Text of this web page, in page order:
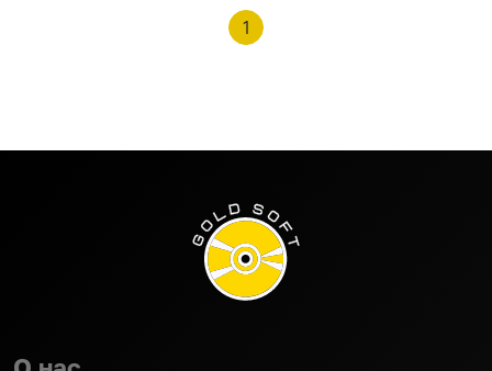
1